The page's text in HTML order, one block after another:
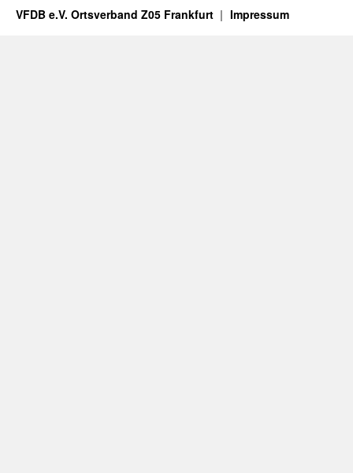
VFDB e.V. Ortsverband Z05 Frankfurt Impressum